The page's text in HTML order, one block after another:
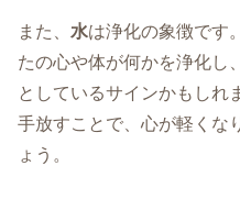
また、 水は浄化の象徴です
たの心や体が何かを浄化し
としているサインかもしれ
手放すことで、心が軽くな
ょう。